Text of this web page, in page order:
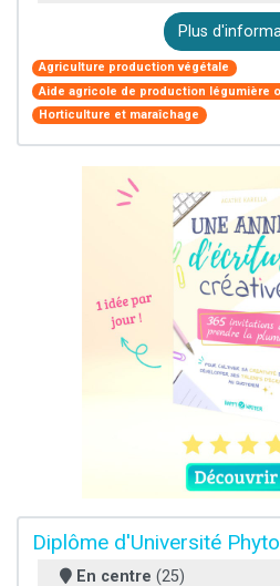
Plus
Agriculture production végétale
Aide agricole de production légumière
Horticulture et maraîchage
Diplôme d'Université
En centre (25)